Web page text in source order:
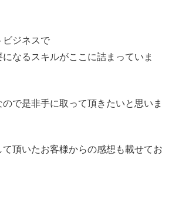
ビジネスで
なるスキルがここに詰まっていま
で是非手に取って頂きたいと思いま
頂いたお客様からの感想も載せてお